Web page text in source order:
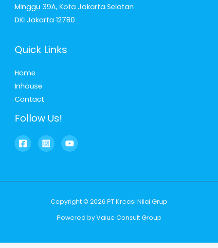
Minggu 39A, Kota Jakarta Selatan
DKI Jakarta 12780
Quick Links
Home
Inhouse
Contact
Follow Us!
Copyright © 2026 PT Kreasi Nilai Grup
Powered by Value Consult Group